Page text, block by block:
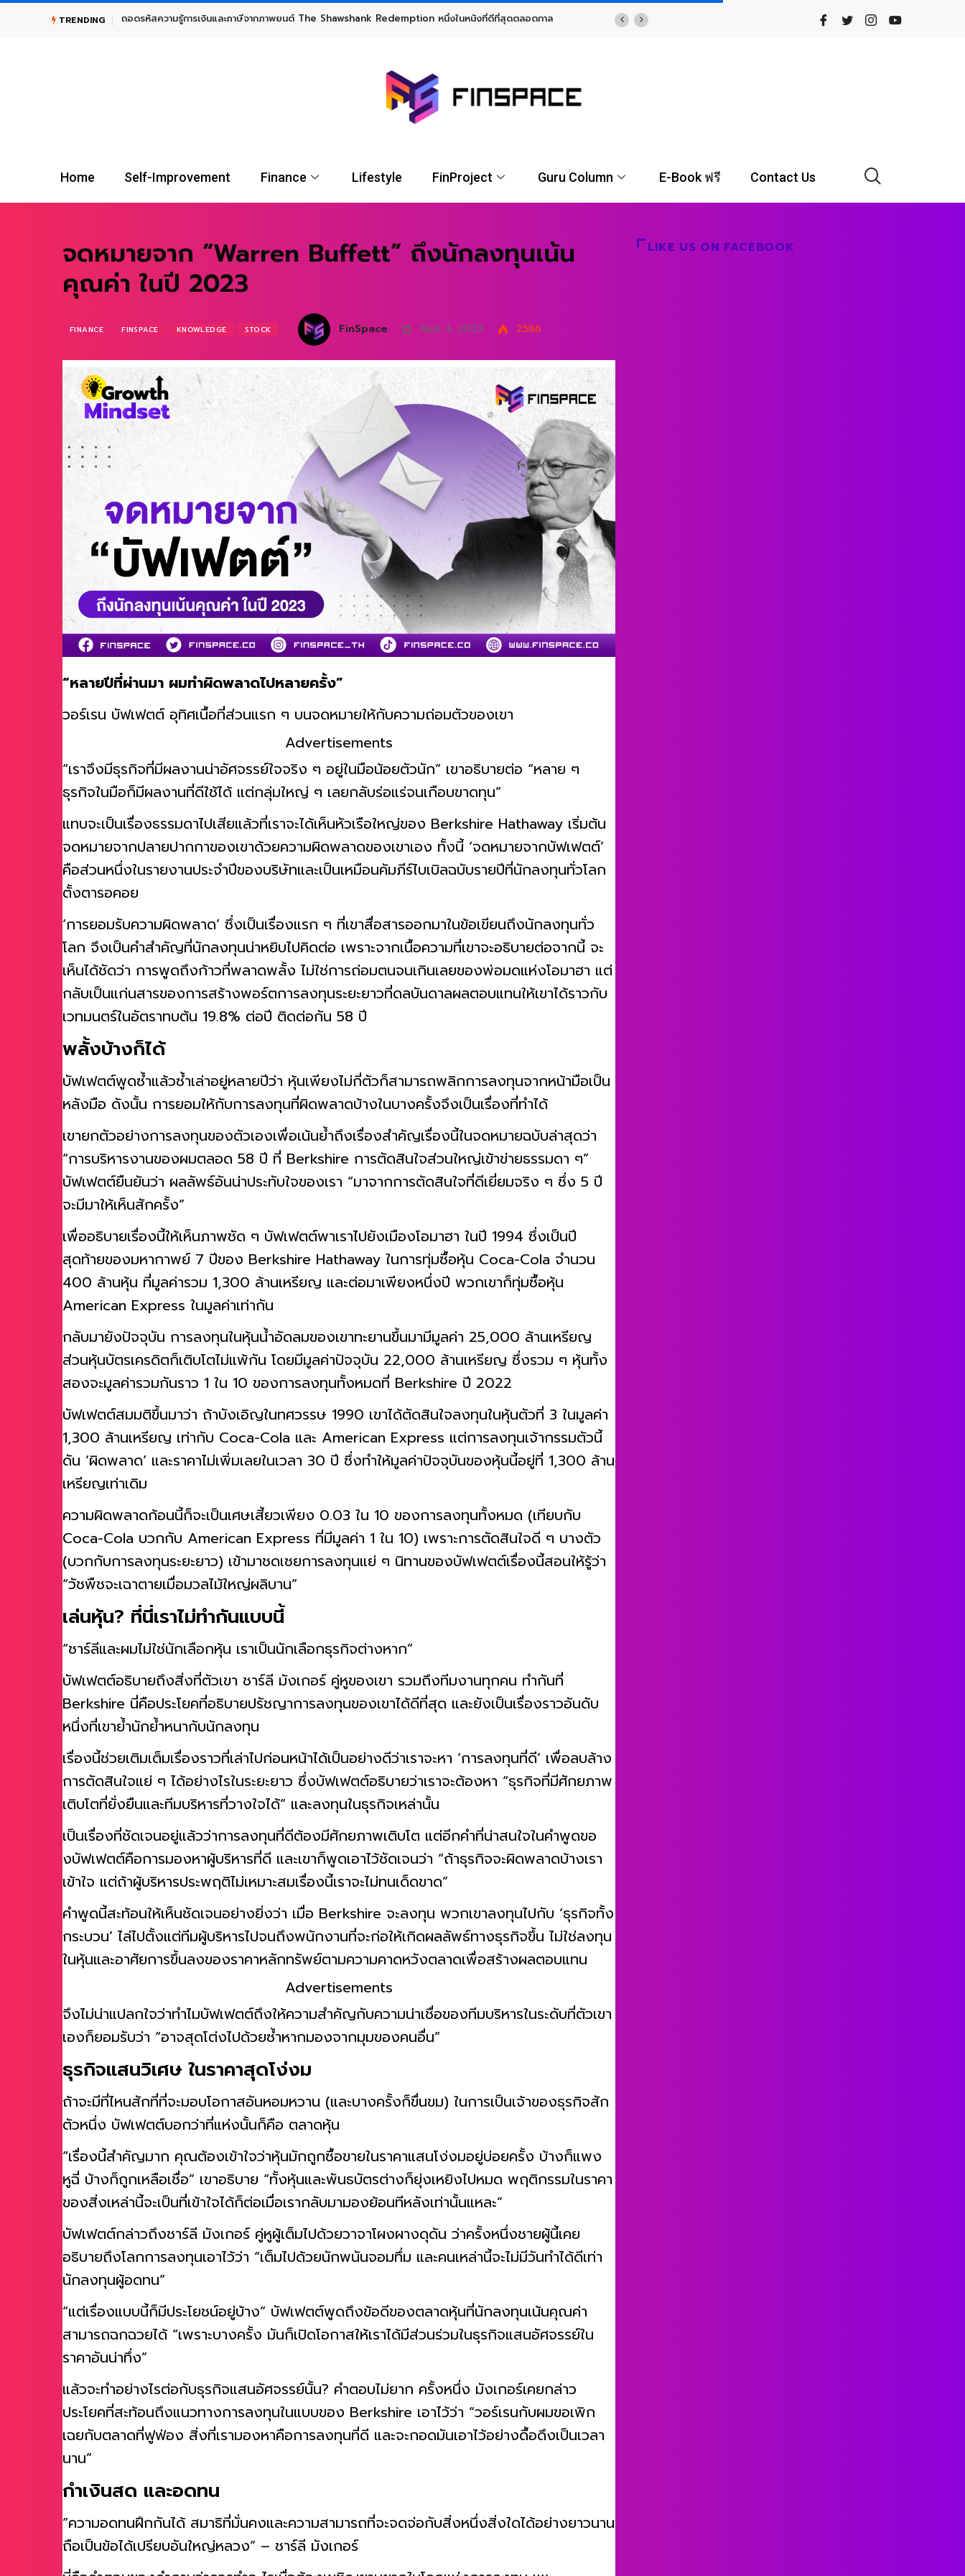
TRENDING
UGOLD-USD ลงทุนทองคำระยะยาว กับผู้นำตลาดกองทุน Gold ETF พร้อมโอกาสรับผลตอบแทนรูปแบบ USD จาก UOBAM (Thailand)
Home Self-Improvement Finance Lifestyle FinProject Guru Column E-Book ฟรี Contact Us
จดหมายจาก “Warren Buffett” ถึงนักลงทุนเน้น
คุณค่า ในปี 2023
FinSpace April 4, 2023 2586
“หลายปีที่ผ่านมา ผมทำผิดพลาดไปหลายครั้ง”
วอร์เรน บัฟเฟตต์ อุทิศเนื้อที่ส่วนแรก ๆ บนจดหมายให้กับความถ่อมตัวของเขา
Advertisements
“เราจึงมีธุรกิจที่มีผลงานน่าอัศจรรย์ใจจริง ๆ อยู่ในมือน้อยตัวนัก” เขาอธิบายต่อ “หลาย ๆ
ธุรกิจในมือก็มีผลงานที่ดีใช้ได้ แต่กลุ่มใหญ่ ๆ เลยกลับร่อแร่จนเกือบขาดทุน”
แทบจะเป็นเรื่องธรรมดาไปเสียแล้วที่เราจะได้เห็นหัวเรือใหญ่ของ Berkshire Hathaway เริ่มต้น
จดหมายจากปลายปากกาของเขาด้วยความผิดพลาดของเขาเอง ทั้งนี้ ‘จดหมายจากบัฟเฟตต์’
คือส่วนหนึ่งในรายงานประจำปีของบริษัทและเป็นเหมือนคัมภีร์ไบเบิลฉบับรายปีที่นักลงทุนทั่วโลก
ตั้งตารอคอย
‘การยอมรับความผิดพลาด’ ซึ่งเป็นเรื่องแรก ๆ ที่เขาสื่อสารออกมาในข้อเขียนถึงนักลงทุนทั่ว
โลก จึงเป็นคำสำคัญที่นักลงทุนน่าหยิบไปคิดต่อ เพราะจากเนื้อความที่เขาจะอธิบายต่อจากนี้ จะ
เห็นได้ชัดว่า การพูดถึงก้าวที่พลาดพลั้ง ไม่ใช่การถ่อมตนจนเกินเลยของพ่อมดแห่งโอมาฮา แต่
กลับเป็นแก่นสารของการสร้างพอร์ตการลงทุนระยะยาวที่ดลบันดาลผลตอบแทนให้เขาได้ราวกับ
เวทมนตร์ในอัตราทบต้น 19.8% ต่อปี ติดต่อกัน 58 ปี
พลั้งบ้างก็ได้
บัฟเฟตต์พูดซ้ำแล้วซ้ำเล่าอยู่หลายปีว่า หุ้นเพียงไม่กี่ตัวก็สามารถพลิกการลงทุนจากหน้ามือเป็น
หลังมือ ดังนั้น การยอมให้กับการลงทุนที่ผิดพลาดบ้างในบางครั้งจึงเป็นเรื่องที่ทำได้
เขายกตัวอย่างการลงทุนของตัวเองเพื่อเน้นย้ำถึงเรื่องสำคัญเรื่องนี้ในจดหมายฉบับล่าสุดว่า
“การบริหารงานของผมตลอด 58 ปี ที่ Berkshire การตัดสินใจส่วนใหญ่เข้าข่ายธรรมดา ๆ”
บัฟเฟตต์ยืนยันว่า ผลลัพธ์อันน่าประทับใจของเรา “มาจากการตัดสินใจที่ดีเยี่ยมจริง ๆ ซึ่ง 5 ปี
จะมีมาให้เห็นสักครั้ง”
เพื่ออธิบายเรื่องนี้ให้เห็นภาพชัด ๆ บัฟเฟตต์พาเราไปยังเมืองโอมาฮา ในปี 1994 ซึ่งเป็นปี
สุดท้ายของมหากาพย์ 7 ปีของ Berkshire Hathaway ในการทุ่มซื้อหุ้น Coca-Cola จำนวน
400 ล้านหุ้น ที่มูลค่ารวม 1,300 ล้านเหรียญ และต่อมาเพียงหนึ่งปี พวกเขาก็ทุ่มซื้อหุ้น
American Express ในมูลค่าเท่ากัน
กลับมายังปัจจุบัน การลงทุนในหุ้นน้ำอัดลมของเขาทะยานขึ้นมามีมูลค่า 25,000 ล้านเหรียญ
ส่วนหุ้นบัตรเครดิตก็เติบโตไม่แพ้กัน โดยมีมูลค่าปัจจุบัน 22,000 ล้านเหรียญ ซึ่งรวม ๆ หุ้นทั้ง
สองจะมูลค่ารวมกันราว 1 ใน 10 ของการลงทุนทั้งหมดที่ Berkshire ปี 2022
บัฟเฟตต์สมมติขึ้นมาว่า ถ้าบังเอิญในทศวรรษ 1990 เขาได้ตัดสินใจลงทุนในหุ้นตัวที่ 3 ในมูลค่า
1,300 ล้านเหรียญ เท่ากับ Coca-Cola และ American Express แต่การลงทุนเจ้ากรรมตัวนี้
ดัน ‘ผิดพลาด’ และราคาไม่เพิ่มเลยในเวลา 30 ปี ซึ่งทำให้มูลค่าปัจจุบันของหุ้นนี้อยู่ที่ 1,300 ล้าน
เหรียญเท่าเดิม
ความผิดพลาดก้อนนี้ก็จะเป็นเศษเสี้ยวเพียง 0.03 ใน 10 ของการลงทุนทั้งหมด (เทียบกับ
Coca-Cola บวกกับ American Express ที่มีมูลค่า 1 ใน 10) เพราะการตัดสินใจดี ๆ บางตัว
(บวกกับการลงทุนระยะยาว) เข้ามาชดเชยการลงทุนแย่ ๆ นิทานของบัฟเฟตต์เรื่องนี้สอนให้รู้ว่า
“วัชพืชจะเฉาตายเมื่อมวลไม้ใหญ่ผลิบาน”
เล่นหุ้น? ที่นี่เราไม่ทำกันแบบนี้
“ชาร์ลีและผมไม่ใช่นักเลือกหุ้น เราเป็นนักเลือกธุรกิจต่างหาก”
บัฟเฟตต์อธิบายถึงสิ่งที่ตัวเขา ชาร์ลี มังเกอร์ คู่หูของเขา รวมถึงทีมงานทุกคน ทำกันที่
Berkshire นี่คือประโยคที่อธิบายปรัชญาการลงทุนของเขาได้ดีที่สุด และยังเป็นเรื่องราวอันดับ
หนึ่งที่เขาย้ำนักย้ำหนากับนักลงทุน
เรื่องนี้ช่วยเติมเต็มเรื่องราวที่เล่าไปก่อนหน้าได้เป็นอย่างดีว่าเราจะหา ‘การลงทุนที่ดี’ เพื่อลบล้าง
การตัดสินใจแย่ ๆ ได้อย่างไรในระยะยาว ซึ่งบัฟเฟตต์อธิบายว่าเราจะต้องหา “ธุรกิจที่มีศักยภาพ
เติบโตที่ยั่งยืนและทีมบริหารที่วางใจได้” และลงทุนในธุรกิจเหล่านั้น
เป็นเรื่องที่ชัดเจนอยู่แล้วว่าการลงทุนที่ดีต้องมีศักยภาพเติบโต แต่อีกคำที่น่าสนใจในคำพูดขอ
งบัฟเฟตต์คือการมองหาผู้บริหารที่ดี และเขาก็พูดเอาไว้ชัดเจนว่า “ถ้าธุรกิจจะผิดพลาดบ้างเรา
เข้าใจ แต่ถ้าผู้บริหารประพฤติไม่เหมาะสมเรื่องนี้เราจะไม่ทนเด็ดขาด”
คำพูดนี้สะท้อนให้เห็นชัดเจนอย่างยิ่งว่า เมื่อ Berkshire จะลงทุน พวกเขาลงทุนไปกับ ‘ธุรกิจทั้ง
กระบวน’ ไล่ไปตั้งแต่ทีมผู้บริหารไปจนถึงพนักงานที่จะก่อให้เกิดผลลัพธ์ทางธุรกิจขึ้น ไม่ใช่ลงทุน
ในหุ้นและอาศัยการขึ้นลงของราคาหลักทรัพย์ตามความคาดหวังตลาดเพื่อสร้างผลตอบแทน
Advertisements
จึงไม่น่าแปลกใจว่าทำไมบัฟเฟตต์ถึงให้ความสำคัญกับความน่าเชื่อของทีมบริหารในระดับที่ตัวเขา
เองก็ยอมรับว่า “อาจสุดโต่งไปด้วยซ้ำหากมองจากมุมของคนอื่น”
ธุรกิจแสนวิเศษ ในราคาสุดโง่งม
ถ้าจะมีที่ไหนสักที่ที่จะมอบโอกาสอันหอมหวาน (และบางครั้งก็ขื่นขม) ในการเป็นเจ้าของธุรกิจสัก
ตัวหนึ่ง บัฟเฟตต์บอกว่าที่แห่งนั้นก็คือ ตลาดหุ้น
“เรื่องนี้สำคัญมาก คุณต้องเข้าใจว่าหุ้นมักถูกซื้อขายในราคาแสนโง่งมอยู่บ่อยครั้ง บ้างก็แพง
หูฉี่ บ้างก็ถูกเหลือเชื่อ” เขาอธิบาย “ทั้งหุ้นและพันธบัตรต่างก็ยุ่งเหยิงไปหมด พฤติกรรมในราคา
ของสิ่งเหล่านี้จะเป็นที่เข้าใจได้ก็ต่อเมื่อเรากลับมามองย้อนทีหลังเท่านั้นแหละ”
บัฟเฟตต์กล่าวถึงชาร์ลี มังเกอร์ คู่หูผู้เต็มไปด้วยวาจาโผงผางดุดัน ว่าครั้งหนึ่งชายผู้นี้เคย
อธิบายถึงโลกการลงทุนเอาไว้ว่า “เต็มไปด้วยนักพนันจอมทึ่ม และคนเหล่านี้จะไม่มีวันทำได้ดีเท่า
นักลงทุนผู้อดทน”
“แต่เรื่องแบบนี้ก็มีประโยชน์อยู่บ้าง” บัฟเฟตต์พูดถึงข้อดีของตลาดหุ้นที่นักลงทุนเน้นคุณค่า
สามารถฉกฉวยได้ “เพราะบางครั้ง มันก็เปิดโอกาสให้เราได้มีส่วนร่วมในธุรกิจแสนอัศจรรย์ใน
ราคาอันน่าทึ่ง”
แล้วจะทำอย่างไรต่อกับธุรกิจแสนอัศจรรย์นั้น? คำตอบไม่ยาก ครั้งหนึ่ง มังเกอร์เคยกล่าว
ประโยคที่สะท้อนถึงแนวทางการลงทุนในแบบของ Berkshire เอาไว้ว่า “วอร์เรนกับผมขอเพิก
เฉยกับตลาดที่ฟูฟ่อง สิ่งที่เรามองหาคือการลงทุนที่ดี และจะกอดมันเอาไว้อย่างดื้อดึงเป็นเวลา
นาน”
กำเงินสด และอดทน
“ความอดทนฝึกกันได้ สมาธิที่มั่นคงและความสามารถที่จะจดจ่อกับสิ่งหนึ่งสิ่งใดได้อย่างยาวนาน
ถือเป็นข้อได้เปรียบอันใหญ่หลวง” – ชาร์ลี มังเกอร์
LIKE US ON FACEBOOK